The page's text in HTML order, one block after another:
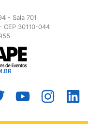
- Sala 701
30110-044